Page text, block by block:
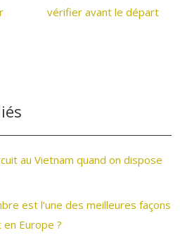
vérifier avant le départ
au Vietnam quand on dispose
est l’une des meilleures façons
Europe ?